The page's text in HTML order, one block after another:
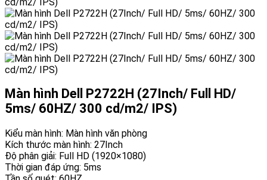
Màn hình Dell P2722H (27Inch/ Full HD/
5ms/ 60HZ/ 300 cd/m2/ IPS)
Kiểu màn hình: Màn hình văn phòng
Kích thước màn hình: 27Inch
Độ phân giải: Full HD (1920×1080)
Thời gian đáp ứng: 5ms